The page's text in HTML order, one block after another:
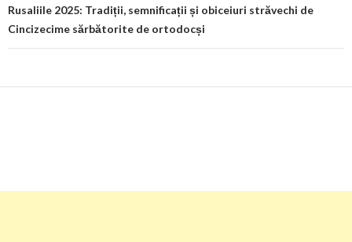
Rusaliile 2025: Tradiții, semnificații și obiceiuri străvechi de
Cincizecime sărbătorite de ortodocși